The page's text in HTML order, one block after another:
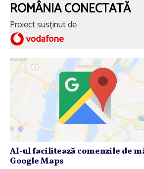
ROMÂNIA CONECTATĂ
Proiect susținut de
AI-ul facilitează comenzile de
Google Maps